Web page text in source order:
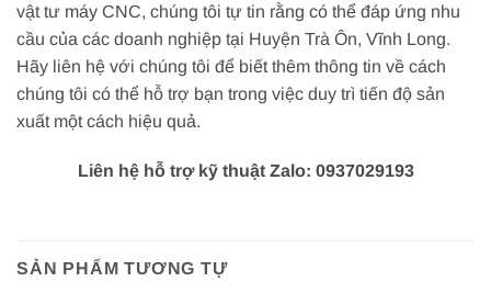
vật tư máy CNC, chúng tôi tự tin rằng có thể đáp ứng nhu
cầu của các doanh nghiệp tại Huyện Trà Ôn, Vĩnh Long.
Hãy liên hệ với chúng tôi để biết thêm thông tin về cách
chúng tôi có thể hỗ trợ bạn trong việc duy trì tiến độ sản
xuất một cách hiệu quả.
Liên hệ hỗ trợ kỹ thuật Zalo: 0937029193
SẢN PHẨM TƯƠNG TỰ